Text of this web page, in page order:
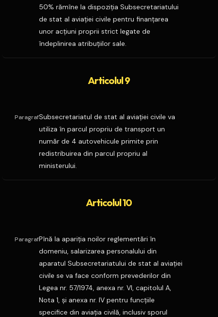
50% rămîne la dispoziţia Subsecretariatului
de stat al aviaţiei civile pentru finanţarea
unor acţiuni proprii strict legate de
îndeplinirea atribuţiilor sale.
Articolul 9
ParagrafSubsecretariatul de stat al aviaţiei civile va
utiliza în parcul propriu de transport un
număr de 4 autovehicule primite prin
redistribuirea din parcul propriu al
ministerului.
Articolul 10
ParagrafPînă la apariţia noilor reglementări în
domeniu, salarizarea personalului din
aparatul Subsecretariatului de stat al aviaţiei
civile se va face conform prevederilor din
Legea nr. 57/1974, anexa nr. VI, capitolul A,
Nota 1, şi anexa nr. IV pentru funcţiile
specifice din aviaţia civilă, inclusiv sporul